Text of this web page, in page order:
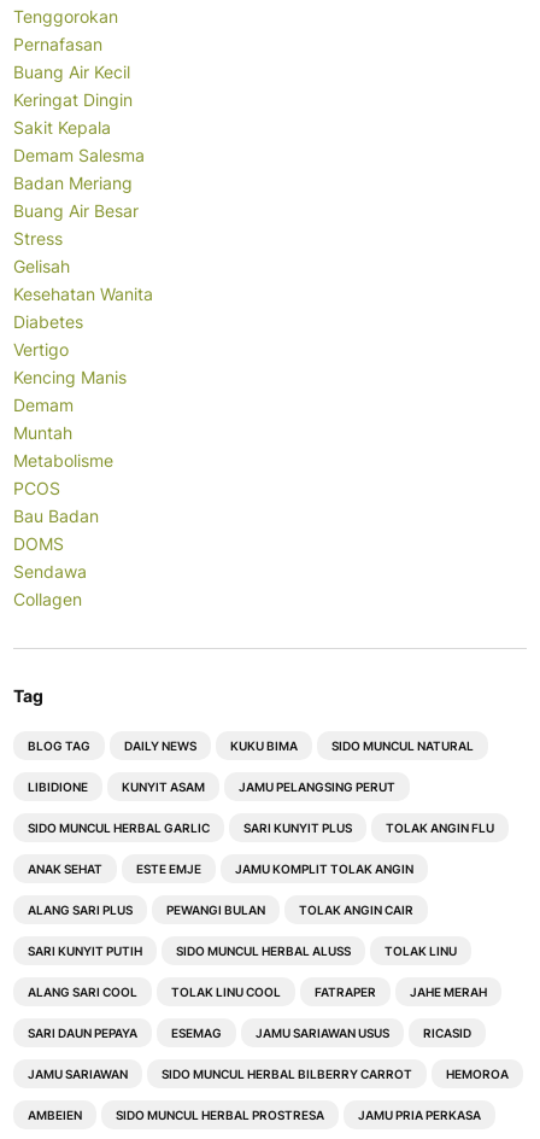
Tenggorokan
Pernafasan
Buang Air Kecil
Keringat Dingin
Sakit Kepala
Demam Salesma
Badan Meriang
Buang Air Besar
Stress
Gelisah
Kesehatan Wanita
Diabetes
Vertigo
Kencing Manis
Demam
Muntah
Metabolisme
PCOS
Bau Badan
DOMS
Sendawa
Collagen
Tag
BLOG TAG DAILY NEWS KUKU BIMA SIDO MUNCUL NATURAL
LIBIDIONE KUNYIT ASAM JAMU PELANGSING PERUT
SIDO MUNCUL HERBAL GARLIC SARI KUNYIT PLUS TOLAK ANGIN FLU
ANAK SEHAT ESTE EMJE JAMU KOMPLIT TOLAK ANGIN
ALANG SARI PLUS PEWANGI BULAN TOLAK ANGIN CAIR
SARI KUNYIT PUTIH SIDO MUNCUL HERBAL ALUSS TOLAK LINU
ALANG SARI COOL TOLAK LINU COOL FATRAPER JAHE MERAH
SARI DAUN PEPAYA ESEMAG JAMU SARIAWAN USUS RICASID
JAMU SARIAWAN SIDO MUNCUL HERBAL BILBERRY CARROT HEMOROA
AMBEIEN SIDO MUNCUL HERBAL PROSTRESA JAMU PRIA PERKASA